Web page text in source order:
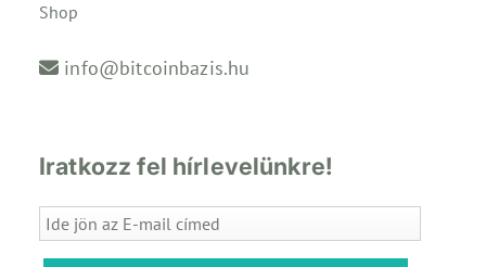
Shop
info@bitcoinbazis.hu
Iratkozz fel hírlevelünkre!